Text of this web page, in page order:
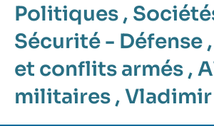
Politiques ,
Sécurité - Défense ,
et conflits armés ,
militaires ,